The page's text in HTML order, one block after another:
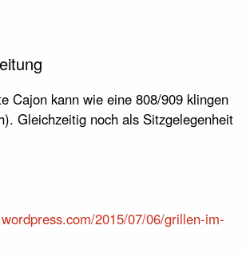
Cajon kann wie eine 808/909 klingen
Gleichzeitig noch als Sitzgelegenheit
2015/07/06/grillen-im-